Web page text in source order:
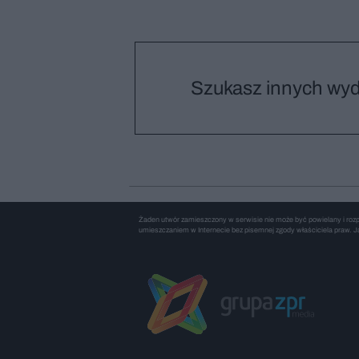
Szukasz innych
Żaden utwór zamieszczony w serwisie nie może być powielany i
umieszczaniem w Internecie bez pisemnej zgody właściciela praw.